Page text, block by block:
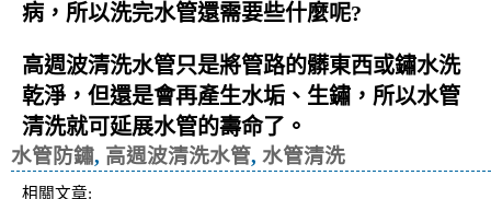
病，所以洗完水管還需要些什麼呢?
高週波清洗水管只是將管路的髒東西或鏽水洗
乾淨，但還是會再產生水垢、生鏽，所以水管
清洗就可延展水管的壽命了。
水管防鏽, 高週波清洗水管, 水管清洗
相關文章: